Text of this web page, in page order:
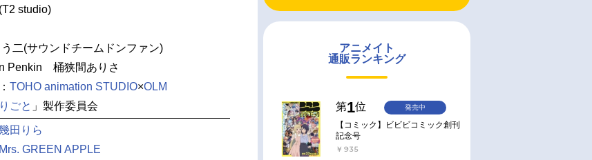
studio)
二(サウンドチームドンファン)
Penkin 桶狭間ありさ
TOHO animation STUDIO×OLM
ごと 」製作委員会
田りら
Mrs. GREEN APPLE
アニメイト
通販ランキング
第1位
【コミック】ビビビコミック創刊
記念号
￥935
発売中